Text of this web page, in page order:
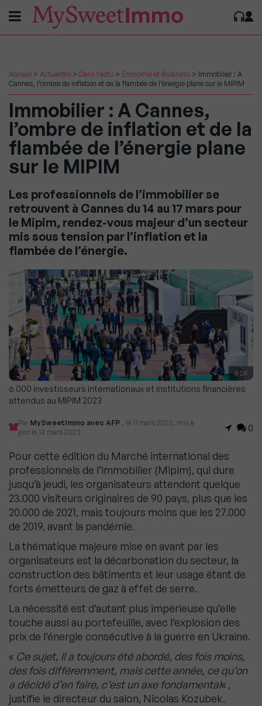
Accueil > Actualités > Dans l'actu > Économie et Business > Immobilier : A
Cannes, l’ombre de inflation et de la flambée de l’énergie plane sur le MIPIM
Immobilier : A Cannes,
l’ombre de inflation et de la
flambée de l’énergie plane
sur le MIPIM
Les professionnels de l’immobilier se
retrouvent à Cannes du 14 au 17 mars pour
le Mipim, rendez-vous majeur d’un secteur
mis sous tension par l’inflation et la
flambée de l’énergie.
© DR
6 000 investisseurs internationaux et institutions financières
attendus au MIPIM 2023
Par MySweetImmo avec AFP , le 11 mars 2023, mis à
jour le 14 mars 2023
0
Pour cette édition du Marché international des
professionnels de l’immobilier (Mipim), qui dure
jusqu’à jeudi, les organisateurs attendent quelque
23.000 visiteurs originaires de 90 pays, plus que les
20.000 de 2021, mais toujours moins que les 27.000
de 2019, avant la pandémie.
La thématique majeure mise en avant par les
organisateurs est la décarbonation du secteur, la
construction des bâtiments et leur usage étant de
forts émetteurs de gaz à effet de serre.
La nécessité est d’autant plus impérieuse qu’elle
touche aussi au portefeuille, avec l’explosion des
prix de l’énergie consécutive à la guerre en Ukraine.
« Ce sujet, il a toujours été abordé, des fois moins,
des fois différemment, mais cette année, ce qu’on
a décidé d’en faire, c’est un axe fondamental« ,
justifie le directeur du salon, Nicolas Kozubek.